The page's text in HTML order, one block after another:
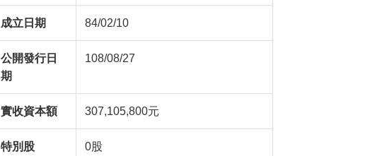
成立日期 84/02/10
公開發行日
期
108/08/27
實收資本額 307,105,800元
特別股 0股